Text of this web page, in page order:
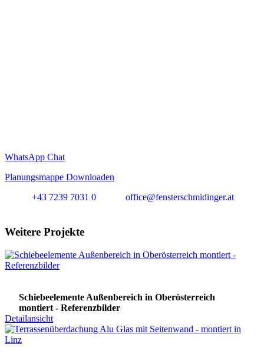
WhatsApp Chat
Planungsmappe Downloaden
+43 7239 7031 0
office@fensterschmidinger.at
Weitere Projekte
Schiebeelemente Außenbereich in Oberösterreich
montiert - Referenzbilder
Detailansicht